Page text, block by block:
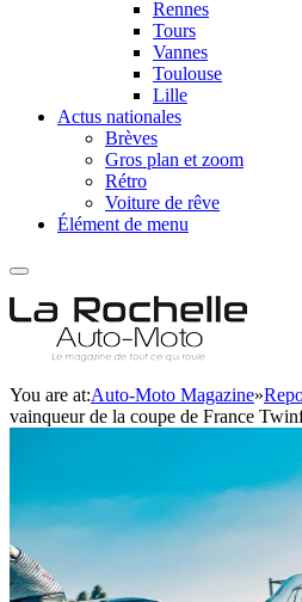
Rennes
Tours
Vannes
Toulouse
Lille
Actus nationales
Brèves
Gros plan et zoom
Rétro
Voiture de rêve
Élément de menu
You are at:Auto-Moto Magazine»
vainqueur de la coupe de France